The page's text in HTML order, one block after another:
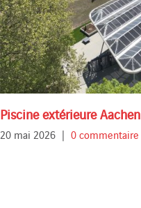
Piscine extérieure Aachen
20 mai 2026 | 0 commentaire